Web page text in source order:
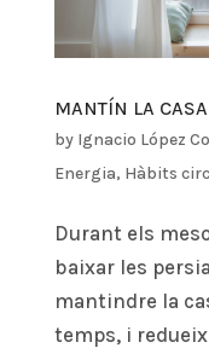
MANTÍN LA
by Ignacio López
Energia, Hàbits
Durant els
baixar les
mantindre la
temps, i